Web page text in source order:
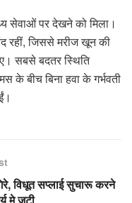
सेवाओं पर देखने को मिला।
रहीं, जिससे मरीज खून की
सबसे बदतर स्थिति
के बीच बिना हवा के गर्भवती
विधूत सप्लाई सुचारू करने